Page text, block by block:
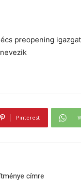
preopening
Pinterest
címre